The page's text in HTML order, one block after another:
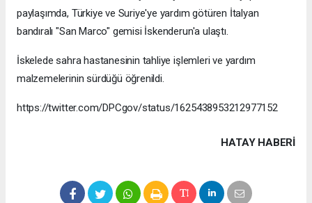
paylaşımda, Türkiye ve Suriye'ye yardım götüren İtalyan
bandıralı "San Marco" gemisi İskenderun'a ulaştı.
İskelede sahra hastanesinin tahliye işlemleri ve yardım
malzemelerinin sürdüğü öğrenildi.
https://twitter.com/DPCgov/status/1625438953212977152
HATAY HABERİ